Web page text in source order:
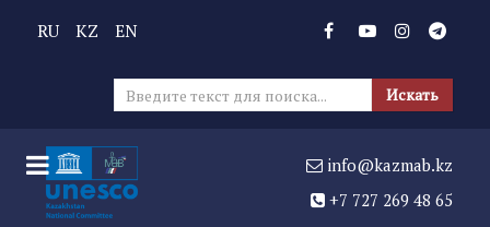
RU KZ EN
Искать
info@kazmab.kz
+7 727 269 48 65